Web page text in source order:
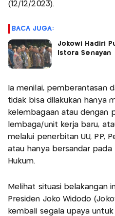
(12/12/2023).
BACA JUGA:
Jokowi Hadiri
Istora Senayan
Ia menilai, pemberantasan
tidak bisa dilakukan hanya
kelembagaan atau dengan
lembaga/unit kerja baru,
melalui penerbitan UU, PP,
atau hanya bersandar pada
Hukum.
Melihat situasi belakangan
Presiden Joko Widodo
kembali segala upaya